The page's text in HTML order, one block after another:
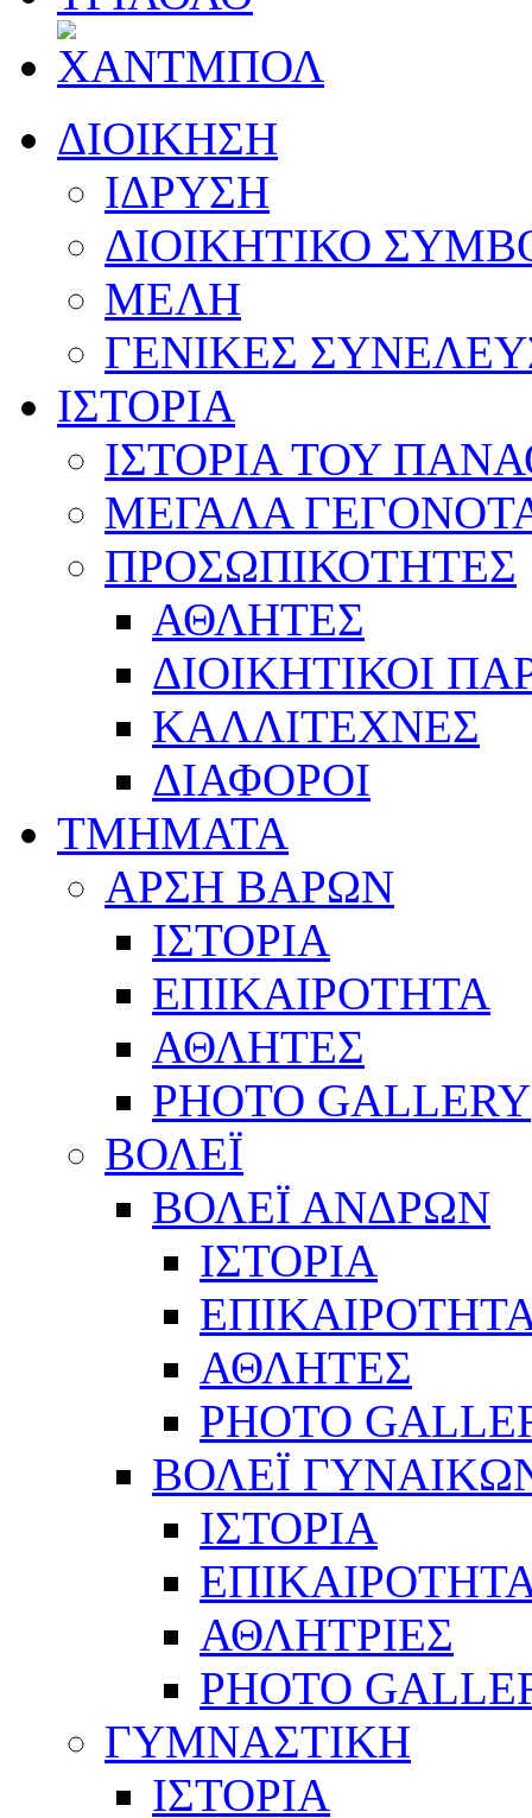
ΔΙΟΙΚΗΣΗ
ΙΔΡΥΣΗ
ΔΙΟΙΚΗΤΙΚΟ
ΜΕΛΗ
ΓΕΝΙΚΕΣ
ΙΣΤΟΡΙΑ
ΙΣΤΟΡΙΑ ΤΟΥ
ΜΕΓΑΛΑ
ΠΡΟΣΩΠΙΚΟΤΗΤΕΣ
ΑΘΛΗΤΕΣ
ΔΙΟΙΚΗΤΙΚΟΙ
ΚΑΛΛΙΤΕΧΝΕΣ
ΔΙΑΦΟΡΟΙ
ΤΜΗΜΑΤΑ
ΑΡΣΗ ΒΑΡΩΝ
ΙΣΤΟΡΙΑ
ΕΠΙΚΑΙΡΟΤΗΤΑ
ΑΘΛΗΤΕΣ
PHOTO GALLERY
ΒΟΛΕΪ
ΒΟΛΕΪ ΑΝΔΡΩΝ
ΙΣΤΟΡΙΑ
ΑΘΛΗΤΕΣ
PHOTO
ΒΟΛΕΪ
ΙΣΤΟΡΙΑ
ΑΘΛΗΤΡΙΕΣ
PHOTO
ΓΥΜΝΑΣΤΙΚΗ
ΙΣΤΟΡΙΑ